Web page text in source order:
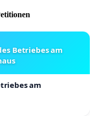
Betriebes am
am